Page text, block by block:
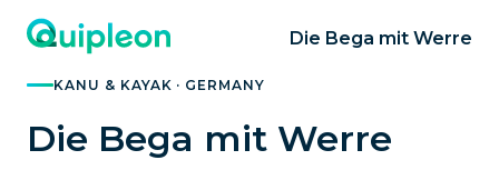
Die Bega mit Werre
KANU & KAYAK · GERMANY
Die Bega mit Werre